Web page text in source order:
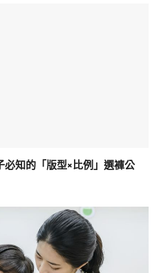
知的「版型×比例」選褲公